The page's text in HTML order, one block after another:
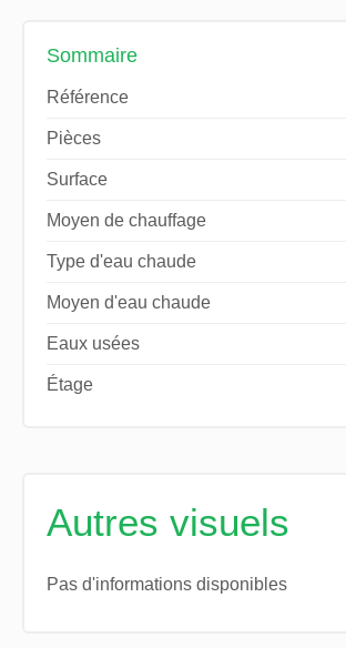
Sommaire
Référence
Pièces
Surface
Moyen de chauffage
Type d'eau chaude
Moyen d'eau chaude
Eaux usées
Étage
Autres visuels
Pas d'informations disponibles